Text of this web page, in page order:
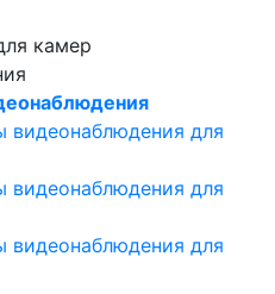
видеонаблюдения для
видеонаблюдения для
видеонаблюдения для